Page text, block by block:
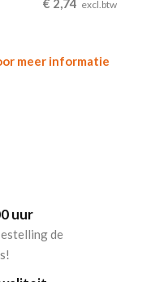
€ 2,74 excl.btw
meer informatie
uur
de